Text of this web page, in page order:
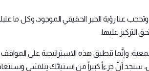
عنا رؤية الخير الحقيقي الموجود، وكل ما
التركيز عليها.
وإنَّما تنطبق هذه الاستراتيجية على المواقف
ستجد أنَّ جزءاً كبيراً من استيائك يتلاشى